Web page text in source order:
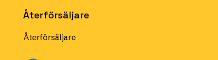
Återförsäljare
Återförsäljare